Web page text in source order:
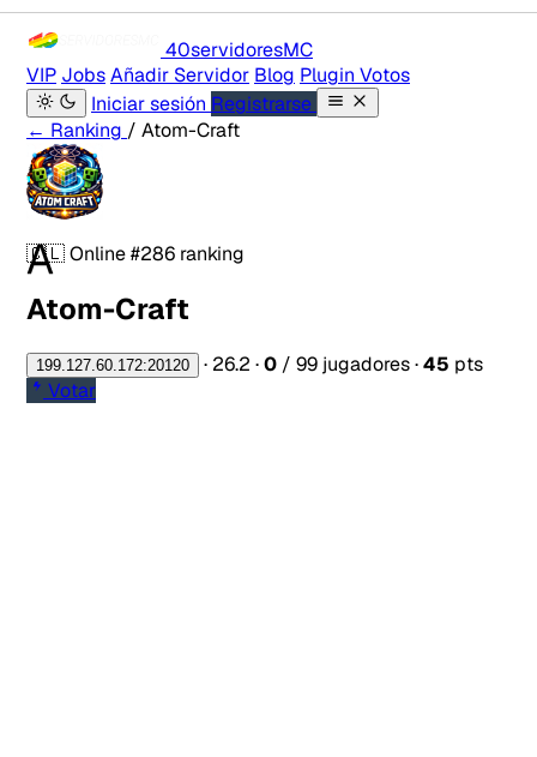
40servidoresMC
VIP JobsAñadir Servidor Blog Plugin Votos
Iniciar sesión Registrarse
← Ranking / Atom-Craft
A
🇨🇱Online#286 ranking
Atom-Craft
199.127.60.172:20120 · 26.2 ·0 / 99 jugadores·45 pts
Votar